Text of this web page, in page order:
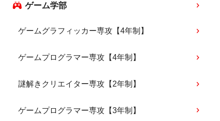
ゲーム学部
ゲームグラフィッカー専攻【4年制】
ゲームプログラマー専攻【4年制】
謎解きクリエイター専攻【2年制】
ゲームプログラマー専攻【3年制】